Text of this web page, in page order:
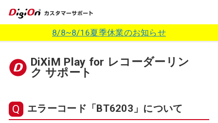
8/8~8/16夏季休業のお知らせ
DiXiM Play for レコーダーリン
ク サポート
エラーコード「BT6203」について